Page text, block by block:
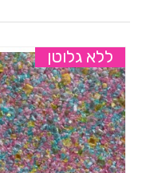
ללא גלוטן